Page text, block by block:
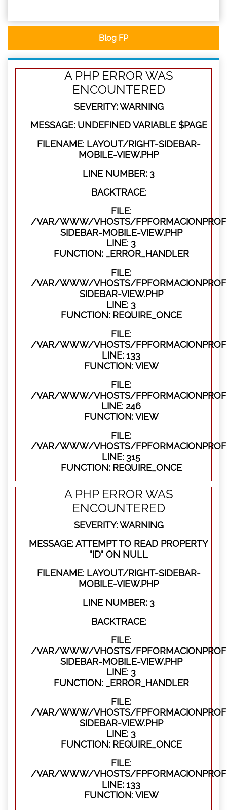
Blog FP
A PHP ERROR WAS
ENCOUNTERED
SEVERITY: WARNING
MESSAGE: UNDEFINED VARIABLE $PAGE
FILENAME: LAYOUT/RIGHT-SIDEBAR-
MOBILE-VIEW.PHP
LINE NUMBER: 3
BACKTRACE:
FILE:
/VAR/WWW/VHOSTS/
SIDEBAR-MOBILE-VIEW.PHP
LINE: 3
FUNCTION: _ERROR_HANDLER
FILE:
/VAR/WWW/VHOSTS/
SIDEBAR-VIEW.PHP
LINE: 3
FUNCTION: REQUIRE_ONCE
FILE:
/VAR/WWW/VHOSTS/
LINE: 133
FUNCTION: VIEW
FILE:
/VAR/WWW/VHOSTS/
LINE: 246
FUNCTION: VIEW
FILE:
/VAR/WWW/VHOSTS/
LINE: 315
FUNCTION: REQUIRE_ONCE
A PHP ERROR WAS
ENCOUNTERED
SEVERITY: WARNING
MESSAGE: ATTEMPT TO READ PROPERTY
"ID" ON NULL
FILENAME: LAYOUT/RIGHT-SIDEBAR-
MOBILE-VIEW.PHP
LINE NUMBER: 3
BACKTRACE:
FILE:
/VAR/WWW/VHOSTS/
SIDEBAR-MOBILE-VIEW.PHP
LINE: 3
FUNCTION: _ERROR_HANDLER
FILE:
/VAR/WWW/VHOSTS/
SIDEBAR-VIEW.PHP
LINE: 3
FUNCTION: REQUIRE_ONCE
FILE:
/VAR/WWW/VHOSTS/
LINE: 133
FUNCTION: VIEW